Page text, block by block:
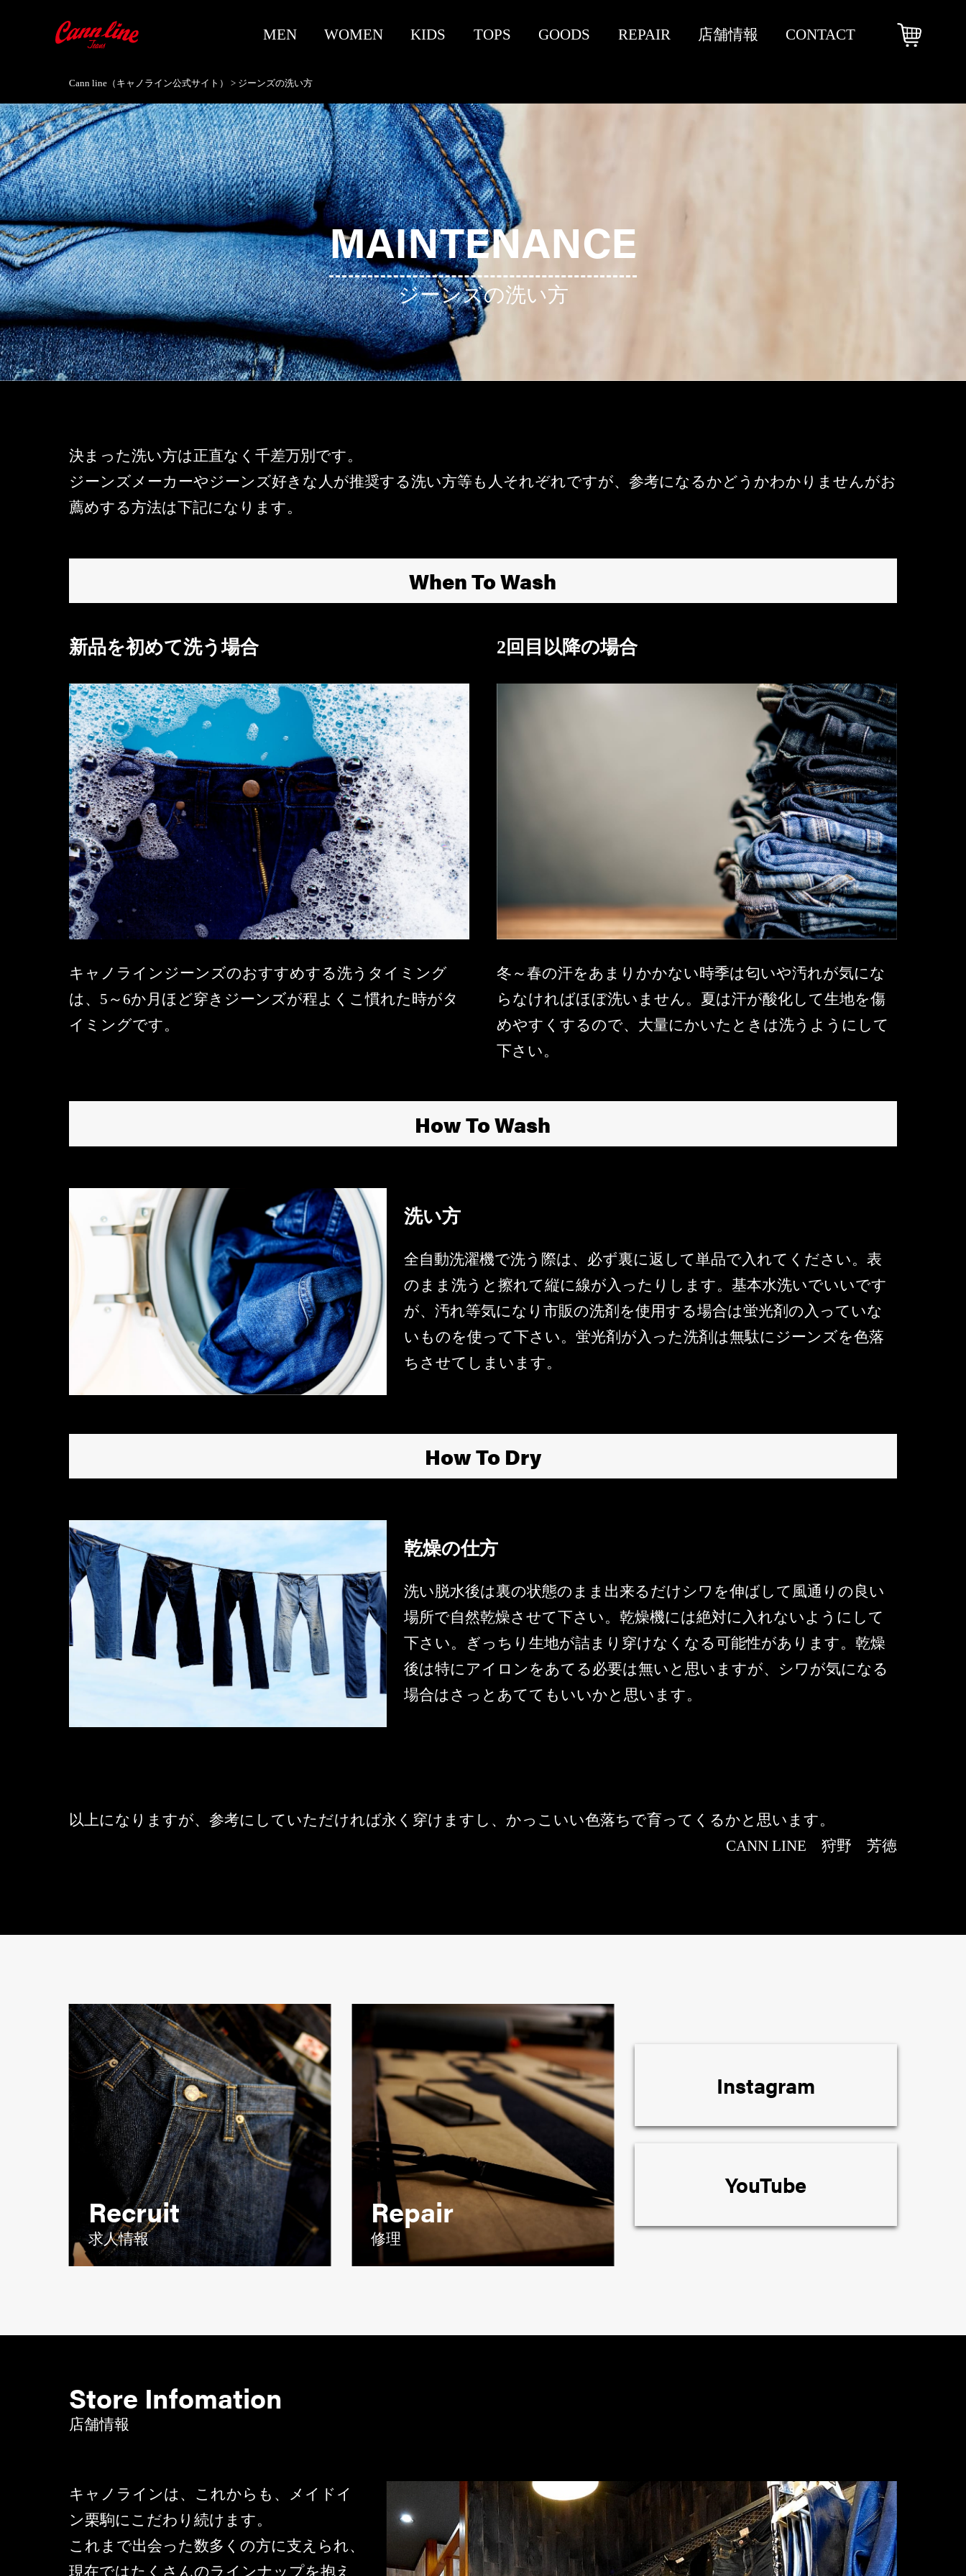
MEN WOMEN KIDS TOPS GOODS REPAIR 店舗情報 CONTACT
Cann line（キャノライン公式サイト） > ジーンズの洗い方
MAINTENANCE
ジーンズの洗い方
決まった洗い方は正直なく千差万別です。
ジーンズメーカーやジーンズ好きな人が推奨する洗い方等も人それぞれですが、参考になるかどうかわかりませんがお
薦めする方法は下記になります。
When To Wash
新品を初めて洗う場合
キャノラインジーンズのおすすめする洗うタイミング
は、5～6か月ほど穿きジーンズが程よくこ慣れた時がタ
イミングです。
2回目以降の場合
冬～春の汗をあまりかかない時季は匂いや汚れが気にな
らなければほぼ洗いません。夏は汗が酸化して生地を傷
めやすくするので、大量にかいたときは洗うようにして
下さい。
How To Wash
洗い方
全自動洗濯機で洗う際は、必ず裏に返して単品で入れてください。表
のまま洗うと擦れて縦に線が入ったりします。基本水洗いでいいです
が、汚れ等気になり市販の洗剤を使用する場合は蛍光剤の入っていな
いものを使って下さい。蛍光剤が入った洗剤は無駄にジーンズを色落
ちさせてしまいます。
How To Dry
乾燥の仕方
洗い脱水後は裏の状態のまま出来るだけシワを伸ばして風通りの良い
場所で自然乾燥させて下さい。乾燥機には絶対に入れないようにして
下さい。ぎっちり生地が詰まり穿けなくなる可能性があります。乾燥
後は特にアイロンをあてる必要は無いと思いますが、シワが気になる
場合はさっとあててもいいかと思います。
以上になりますが、参考にしていただければ永く穿けますし、かっこいい色落ちで育ってくるかと思います。
CANN LINE 狩野 芳徳
Recruit
求人情報
Repair
修理
Instagram
YouTube
Store Infomation
店舗情報
キャノラインは、これからも、メイドイ
ン栗駒にこだわり続けます。
これまで出会った数多くの方に支えられ、
現在ではたくさんのラインナップを抱え